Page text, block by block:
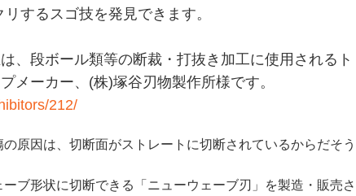
するスゴ技を発見できます。
、段ボール類等の断裁・打抜き加工に使用されるト
メーカー、(株)塚谷刃物製作所様です。
212/
原因は、切断面がストレートに切断されているからだそう
ブ形状に切断できる「ニューウェーブ刃」を製造・販売さ